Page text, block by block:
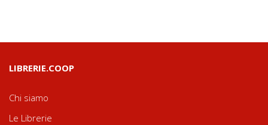
LIBRERIE.COOP
Chi siamo
Le Librerie